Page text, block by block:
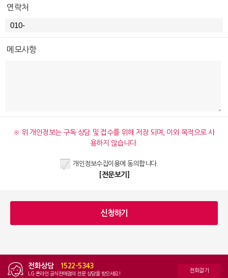
연락처
메모사항
※ 위 개인정보는 구독 상담 및 접수를 위해 저장 되며, 이외 목적으로 사
용하지 않습니다.
개인정보수집이용에 동의합니다.
[전문보기]
전화상담 1522-5343
LG 온라인 공식판매점의 전문 상담을 받으세요! 전화걸기